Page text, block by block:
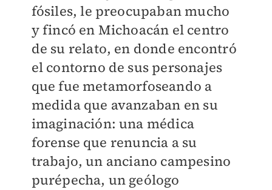
fósiles, le preocupaban mucho
y fincó en Michoacán el centro
de su relato, en donde encontró
el contorno de sus personajes
que fue metamorfoseando a
medida que avanzaban en su
imaginación: una médica
forense que renuncia a su
trabajo, un anciano campesino
purépecha, un geólogo